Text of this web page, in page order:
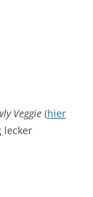
Veggie (hier
lecker